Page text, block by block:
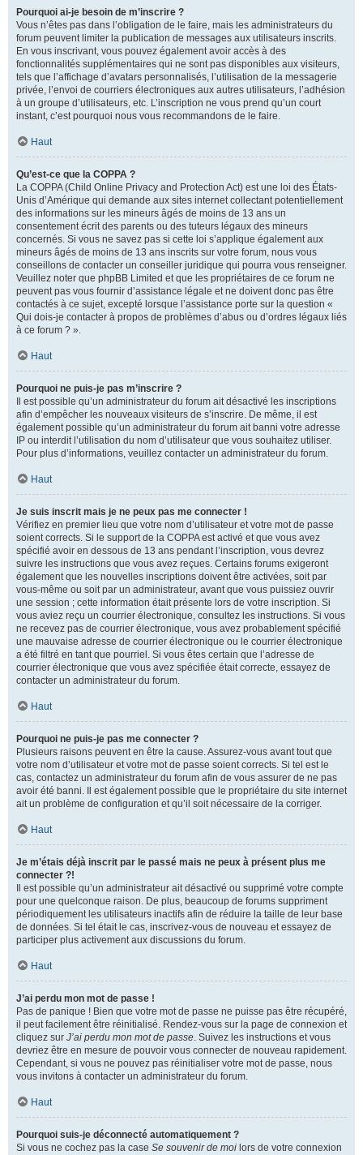
Pourquoi ai-je besoin de m’inscrire ?
Vous n’êtes pas dans l’obligation de le faire, mais les administrateurs du
forum peuvent limiter la publication de messages aux utilisateurs inscrits.
En vous inscrivant, vous pouvez également avoir accès à des
fonctionnalités supplémentaires qui ne sont pas disponibles aux visiteurs,
tels que l’affichage d’avatars personnalisés, l’utilisation de la messagerie
privée, l’envoi de courriers électroniques aux autres utilisateurs, l’adhésion
à un groupe d’utilisateurs, etc. L’inscription ne vous prend qu’un court
instant, c’est pourquoi nous vous recommandons de le faire.
Haut
Qu’est-ce que la COPPA ?
La COPPA (Child Online Privacy and Protection Act) est une loi des États-
Unis d’Amérique qui demande aux sites internet collectant potentiellement
des informations sur les mineurs âgés de moins de 13 ans un
consentement écrit des parents ou des tuteurs légaux des mineurs
concernés. Si vous ne savez pas si cette loi s’applique également aux
mineurs âgés de moins de 13 ans inscrits sur votre forum, nous vous
conseillons de contacter un conseiller juridique qui pourra vous renseigner.
Veuillez noter que phpBB Limited et que les propriétaires de ce forum ne
peuvent pas vous fournir d’assistance légale et ne doivent donc pas être
contactés à ce sujet, excepté lorsque l’assistance porte sur la question «
Qui dois-je contacter à propos de problèmes d’abus ou d’ordres légaux liés
à ce forum ? ».
Haut
Pourquoi ne puis-je pas m’inscrire ?
Il est possible qu’un administrateur du forum ait désactivé les inscriptions
afin d’empêcher les nouveaux visiteurs de s’inscrire. De même, il est
également possible qu’un administrateur du forum ait banni votre adresse
IP ou interdit l’utilisation du nom d’utilisateur que vous souhaitez utiliser.
Pour plus d’informations, veuillez contacter un administrateur du forum.
Haut
Je suis inscrit mais je ne peux pas me connecter !
Vérifiez en premier lieu que votre nom d’utilisateur et votre mot de passe
soient corrects. Si le support de la COPPA est activé et que vous avez
spécifié avoir en dessous de 13 ans pendant l’inscription, vous devrez
suivre les instructions que vous avez reçues. Certains forums exigeront
également que les nouvelles inscriptions doivent être activées, soit par
vous-même ou soit par un administrateur, avant que vous puissiez ouvrir
une session ; cette information était présente lors de votre inscription. Si
vous aviez reçu un courrier électronique, consultez les instructions. Si vous
ne recevez pas de courrier électronique, vous avez probablement spécifié
une mauvaise adresse de courrier électronique ou le courrier électronique
a été filtré en tant que pourriel. Si vous êtes certain que l’adresse de
courrier électronique que vous avez spécifiée était correcte, essayez de
contacter un administrateur du forum.
Haut
Pourquoi ne puis-je pas me connecter ?
Plusieurs raisons peuvent en être la cause. Assurez-vous avant tout que
votre nom d’utilisateur et votre mot de passe soient corrects. Si tel est le
cas, contactez un administrateur du forum afin de vous assurer de ne pas
avoir été banni. Il est également possible que le propriétaire du site internet
ait un problème de configuration et qu’il soit nécessaire de la corriger.
Haut
Je m’étais déjà inscrit par le passé mais ne peux à présent plus me
connecter ?!
Il est possible qu’un administrateur ait désactivé ou supprimé votre compte
pour une quelconque raison. De plus, beaucoup de forums suppriment
périodiquement les utilisateurs inactifs afin de réduire la taille de leur base
de données. Si tel était le cas, inscrivez-vous de nouveau et essayez de
participer plus activement aux discussions du forum.
Haut
J’ai perdu mon mot de passe !
Pas de panique ! Bien que votre mot de passe ne puisse pas être récupéré,
il peut facilement être réinitialisé. Rendez-vous sur la page de connexion et
cliquez sur J’ai perdu mon mot de passe. Suivez les instructions et vous
devriez être en mesure de pouvoir vous connecter de nouveau rapidement.
Cependant, si vous ne pouvez pas réinitialiser votre mot de passe, nous
vous invitons à contacter un administrateur du forum.
Haut
Pourquoi suis-je déconnecté automatiquement ?
Si vous ne cochez pas la case Se souvenir de moi lors de votre connexion